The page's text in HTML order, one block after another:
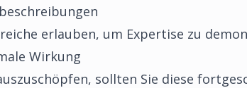
erlauben, um Expertise zu
Wirkung
sollten Sie diese